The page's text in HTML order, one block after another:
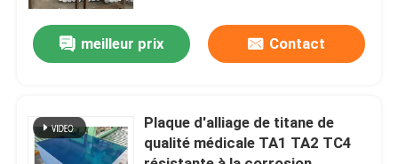
nouvelles
Demande de soumission
meilleur prix Contact
Plaque d'alliage de titane de
qualité médicale TA1 TA2 TC4